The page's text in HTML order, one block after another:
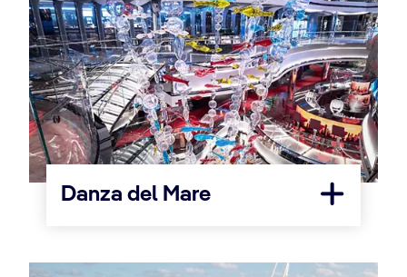
Danza del Mare